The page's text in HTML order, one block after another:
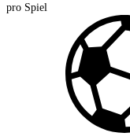
pro Spiel